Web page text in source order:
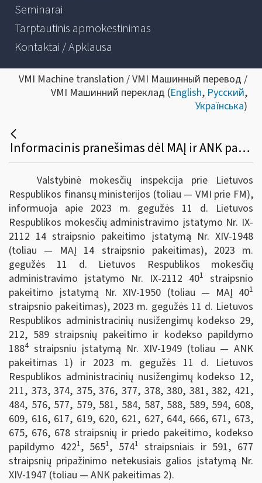
Seminarai
Tarptautinis apmokestinimas
Kontaktai / Apklausa
VMI Machine translation / VMI Машинный перевод /
VMI Машинний переклад (English, Русский,
Українська)
Informacinis pranešimas dėl MAĮ ir ANK pakeitimo
Valstybinė mokesčių inspekcija prie Lietuvos
Respublikos finansų ministerijos (toliau — VMI prie FM),
informuoja apie 2023 m. gegužės 11 d. Lietuvos
Respublikos mokesčių administravimo įstatymo Nr. IX-
2112 14 straipsnio pakeitimo įstatymą Nr. XIV-1948
(toliau — MAĮ 14 straipsnio pakeitimas), 2023 m.
gegužės 11 d. Lietuvos Respublikos mokesčių
administravimo įstatymo Nr. IX-2112 401
straipsnio
pakeitimo įstatymą Nr. XIV-1950 (toliau — MAĮ 401
straipsnio pakeitimas), 2023 m. gegužės 11 d. Lietuvos
Respublikos administracinių nusižengimų kodekso 29,
212, 589 straipsnių pakeitimo ir kodekso papildymo
1884straipsniu įstatymą Nr. XIV-1949 (toliau — ANK
pakeitimas 1) ir 2023 m. gegužės 11 d. Lietuvos
Respublikos administracinių nusižengimų kodekso 12,
211, 373, 374, 375, 376, 377, 378, 380, 381, 382, 421,
484, 576, 577, 579, 581, 584, 587, 588, 589, 594, 608,
609, 616, 617, 619, 620, 621, 627, 644, 666, 671, 673,
675, 676, 678 straipsnių ir priedo pakeitimo, kodekso
papildymo 4221, 5651, 5741 straipsniais ir 591, 677
straipsnių pripažinimo netekusiais galios įstatymą Nr.
XIV-1947 (toliau — ANK pakeitimas 2).